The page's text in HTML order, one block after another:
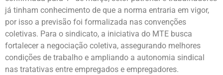
já tinham conhecimento de que a norma entraria em vigor,
por isso a previsão foi formalizada nas convenções
coletivas. Para o sindicato, a iniciativa do MTE busca
fortalecer a negociação coletiva, assegurando melhores
condições de trabalho e ampliando a autonomia sindical
nas tratativas entre empregados e empregadores.